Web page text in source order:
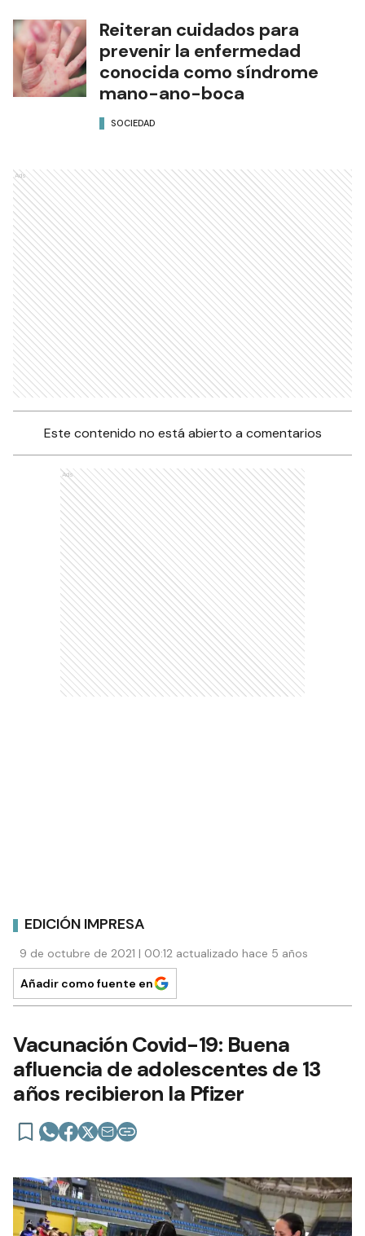
Reiteran cuidados para
prevenir la enfermedad
conocida como síndrome
mano-ano-boca
SOCIEDAD
Ads
Este contenido no está abierto a comentarios
Ads
EDICIÓN IMPRESA
9 de octubre de 2021 | 00:12 actualizado hace 5 años
Añadir como fuente en
Vacunación Covid-19: Buena
afluencia de adolescentes de 13
años recibieron la Pfizer